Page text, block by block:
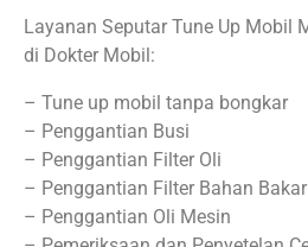
Layanan Seputar Tune Up Mobil
di Dokter Mobil:
– Tune up mobil tanpa bongkar
– Penggantian Busi
– Penggantian Filter Oli
– Penggantian Filter Bahan Bakar
– Penggantian Oli Mesin